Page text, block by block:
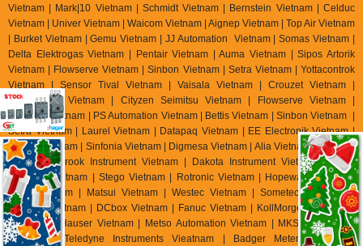
Vietnam | Mark|10 Vietnam | Schmidt Vietnam | Bernstein Vietnam | Celduc
Vietnam | Univer Vietnam | Waicom Vietnam | Aignep Vietnam | Top Air Vietnam
| Burket Vietnam |Gemu Vietnam | JJ Automation Vietnam | Somas Vietnam |
Delta Elektrogas Vietnam | Pentair Vietnam | Auma Vietnam | Sipos Artorik
Vietnam | Flowserve Vietnam | Sinbon Vietnam | Setra Vietnam | Yottacontrok
Vietnam | Sensor Tival Vietnam | Vaisala Vietnam | Crouzet Vietnam |
RheinTacho Vietnam | Cityzen Seimitsu Vietnam | Flowserve Vietnam |
Greatork Vietnam | PS Automation Vietnam | Bettis Vietnam | Sinbon Vietnam |
Setra Vietnam | Laurel Vietnam | Datapaq Vietnam | EE Electronik Vietnam |
Banico Vietnam | Sinfonia Vietnam | Digmesa Vietnam | Alia Vietnam | Flowline
Vietnam | Brook Instrument Vietnam | Dakota Instrument Vietnam | Diehl
Metering Vietnam | Stego Vietnam | Rotronic Vietnam | Hopeway Vietnam |
Beko Vietnam | Matsui Vietnam | Westec Vietnam | Sometech Vietnam |
Offshore Vietnam | DCbox Vietnam | Fanuc Vietnam | KollMorgen Vietnam |
Endress & Hauser Vietnam | Metso Automation Vietnam | MKS Instruments
Vietnam | Teledyne Instruments Vieatnam | Badger Meter Vietnam |